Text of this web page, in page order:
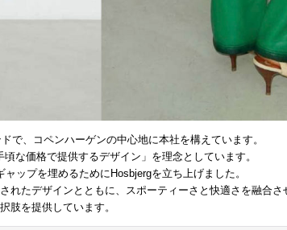
で、コペンハーゲンの中心地に本社を構えています。
な価格で提供するデザイン」を理念としています。
ップを埋めるためにHosbjergを立ち上げました。
たデザインとともに、スポーティーさと快適さを融合
肢を提供しています。